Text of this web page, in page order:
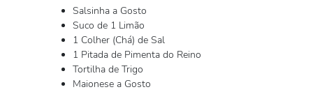
Salsinha a Gosto
Suco de 1 Limão
1 Colher (Chá) de Sal
1 Pitada de Pimenta do Reino
Tortilha de Trigo
Maionese a Gosto